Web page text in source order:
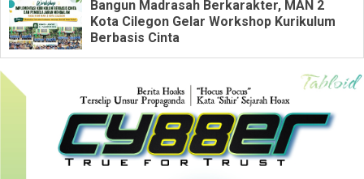
Bangun Madrasah Berkarakter, MAN 2
Kota Cilegon Gelar Workshop Kurikulum
Berbasis Cinta